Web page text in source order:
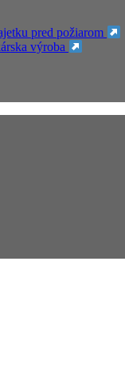
pred požiarom
výroba